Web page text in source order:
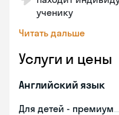
ученику
Читать дальше
Услуги и цены
Английский язык
Для детей - премиум